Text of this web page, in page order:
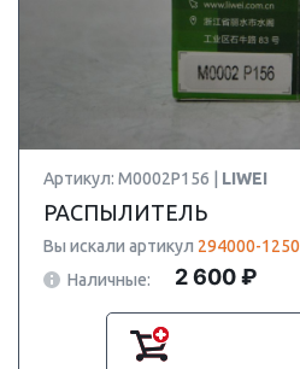
Артикул: M0002P156 | LIWEI
РАСПЫЛИТЕЛЬ
Вы искали артикул 294000-1250
Наличные:
2 600 ₽